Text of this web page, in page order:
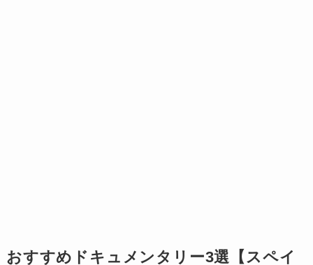
おすすめドキュメンタリー3選【スペイ